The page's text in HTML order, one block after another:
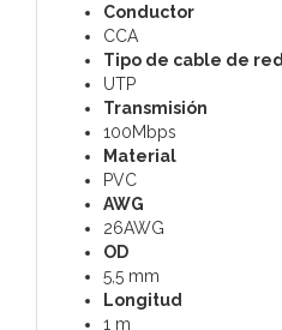
Conductor
CCA
Tipo de cable de red
UTP
Transmisión
100Mbps
Material
PVC
AWG
26AWG
OD
5,5 mm
Longitud
1 m